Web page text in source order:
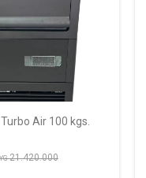
Air 100 kgs.
21.420.000